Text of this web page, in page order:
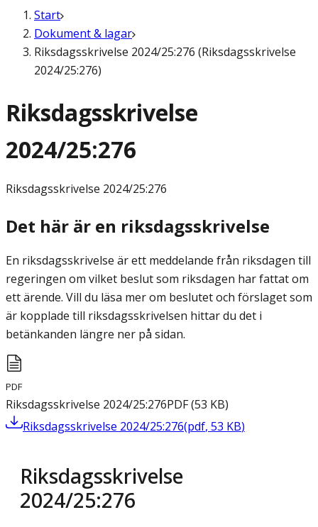
Start
Dokument & lagar
Riksdagsskrivelse 2024/25:276 (Riksdagsskrivelse
2024/25:276)
Riksdagsskrivelse
2024/25:276
Riksdagsskrivelse 2024/25:276
Det här är en riksdagsskrivelse
En riksdagsskrivelse är ett meddelande från riksdagen till
regeringen om vilket beslut som riksdagen har fattat om
ett ärende. Vill du läsa mer om beslutet och förslaget som
är kopplade till riksdagsskrivelsen hittar du det i
betänkanden längre ner på sidan.
PDF
Riksdagsskrivelse 2024/25:276PDF(53 KB)
Riksdagsskrivelse 2024/25:276(pdf, 53 KB)
Riksdagsskrivelse
2024/25:276